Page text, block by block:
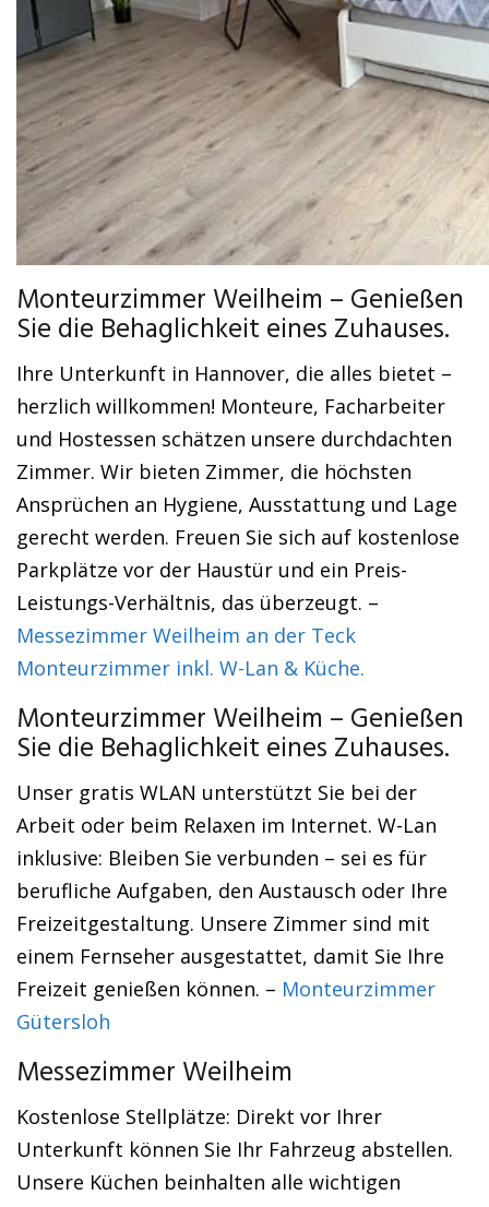
Monteurzimmer Weilheim – Genießen
Sie die Behaglichkeit eines Zuhauses.
Ihre Unterkunft in Hannover, die alles bietet –
herzlich willkommen! Monteure, Facharbeiter
und Hostessen schätzen unsere durchdachten
Zimmer. Wir bieten Zimmer, die höchsten
Ansprüchen an Hygiene, Ausstattung und Lage
gerecht werden. Freuen Sie sich auf kostenlose
Parkplätze vor der Haustür und ein Preis-
Leistungs-Verhältnis, das überzeugt. –
Messezimmer Weilheim an der Teck
Monteurzimmer inkl. W-Lan & Küche.
Monteurzimmer Weilheim – Genießen
Sie die Behaglichkeit eines Zuhauses.
Unser gratis WLAN unterstützt Sie bei der
Arbeit oder beim Relaxen im Internet. W-Lan
inklusive: Bleiben Sie verbunden – sei es für
berufliche Aufgaben, den Austausch oder Ihre
Freizeitgestaltung. Unsere Zimmer sind mit
einem Fernseher ausgestattet, damit Sie Ihre
Freizeit genießen können. – Monteurzimmer
Gütersloh
Messezimmer Weilheim
Kostenlose Stellplätze: Direkt vor Ihrer
Unterkunft können Sie Ihr Fahrzeug abstellen.
Unsere Küchen beinhalten alle wichtigen